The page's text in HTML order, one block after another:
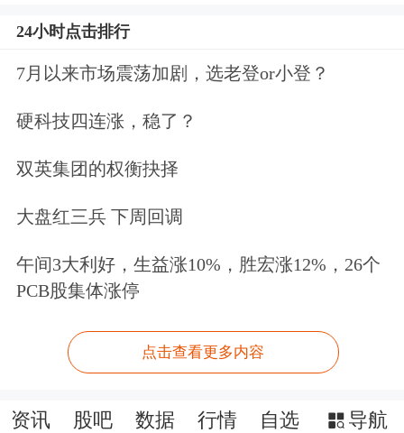
束，学校陆续放假导致团膳需求大幅收
缩，叠加南方梅雨季节加大了鸡蛋的储
谨慎策略”，终端走货明显放缓，集中
采购意愿低迷。库存方面，前期处于极
低水平的流通环节的库存已开始持续累
有所增加。
“此前，鸡蛋市场极低的库存量放大了
价格弹性，使任何边际供给收缩都会快
速反映在价格上。但当库存量逐步累
24小时点击排行
7月以来市场震荡加剧，选老登or小登？
硬科技四连涨，稳了？
双英集团的权衡抉择
大盘红三兵 下周回调
午间3大利好，生益涨10%，胜宏涨12%，26个
PCB股集体涨停
点击查看更多内容
资讯 股吧 数据 行情 自选 导航